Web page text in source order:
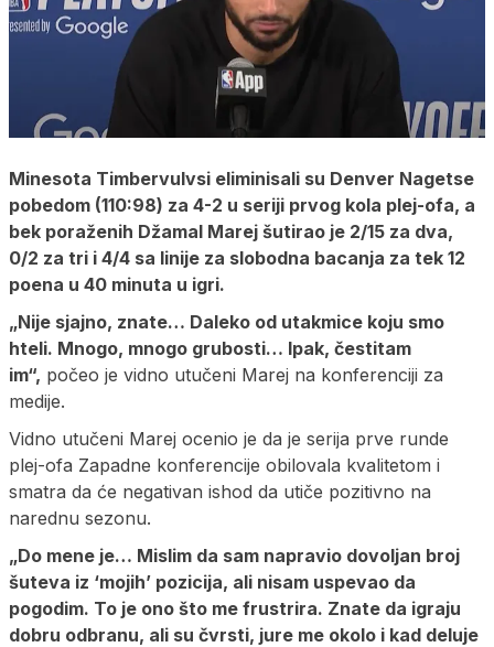
Minesota Timbervulvsi eliminisali su Denver Nagetse
pobedom (110:98) za 4-2 u seriji prvog kola plej-ofa, a
bek poraženih Džamal Marej šutirao je 2/15 za dva,
0/2 za tri i 4/4 sa linije za slobodna bacanja za tek 12
poena u 40 minuta u igri.
„Nije sjajno, znate… Daleko od utakmice koju smo
hteli. Mnogo, mnogo grubosti… Ipak, čestitam
im“, počeo je vidno utučeni Marej na konferenciji za
medije.
Vidno utučeni Marej ocenio je da je serija prve runde
plej-ofa Zapadne konferencije obilovala kvalitetom i
smatra da će negativan ishod da utiče pozitivno na
narednu sezonu.
„Do mene je… Mislim da sam napravio dovoljan broj
šuteva iz ‘mojih’ pozicija, ali nisam uspevao da
pogodim. To je ono što me frustrira. Znate da igraju
dobru odbranu, ali su čvrsti, jure me okolo i kad deluje